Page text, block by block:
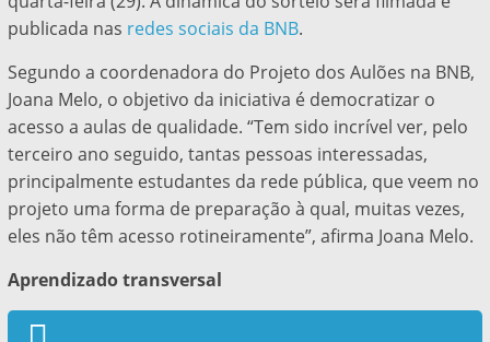
publicada nas redes sociais da BNB.
Segundo a coordenadora do Projeto dos Aulões na BNB,
Joana Melo, o objetivo da iniciativa é democratizar o
acesso a aulas de qualidade. “Tem sido incrível ver, pelo
terceiro ano seguido, tantas pessoas interessadas,
principalmente estudantes da rede pública, que veem no
projeto uma forma de preparação à qual, muitas vezes,
eles não têm acesso rotineiramente”, afirma Joana Melo.
Aprendizado transversal